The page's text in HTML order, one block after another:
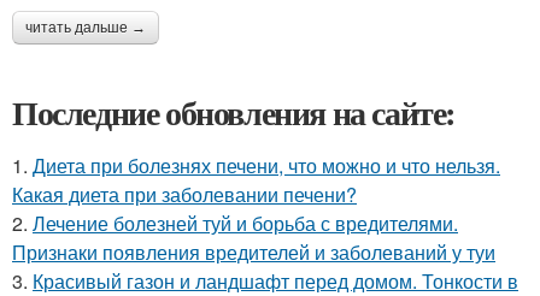
читать дальше →
Последние обновления на сайте:
1. Диета при болезнях печени, что можно и что нельзя.
Какая диета при заболевании печени?
2. Лечение болезней туй и борьба с вредителями.
Признаки появления вредителей и заболеваний у туи
3. Красивый газон и ландшафт перед домом. Тонкости в